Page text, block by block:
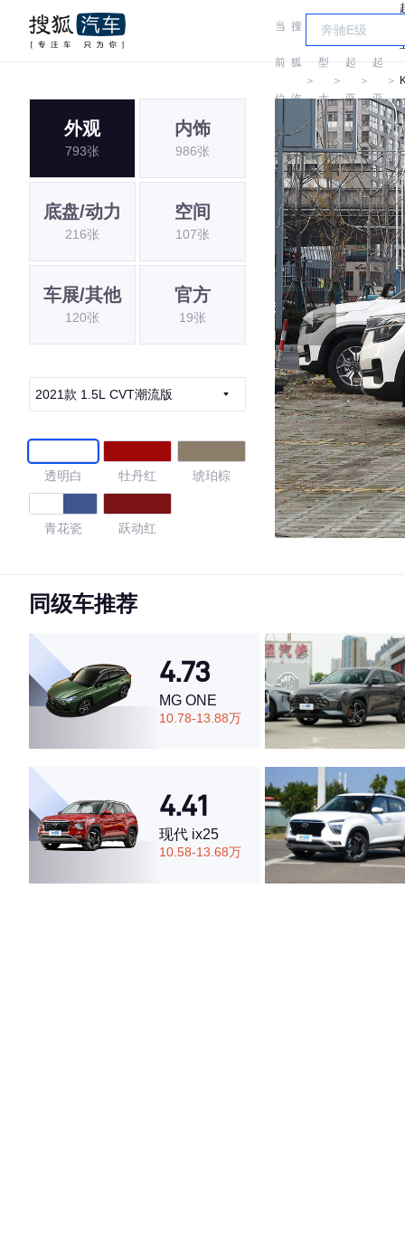
当
前
位
置:
搜
狐
汽
车
＞
车
型
大
全
＞
起
亚
＞
起
亚
＞
外观
793张
内饰
986张
底盘/动力
216张
空间
107张
车展/其他
120张
官方
19张
2021款 1.5L CVT潮流版
透明白 牡丹红 琥珀棕
青花瓷 跃动红
4.65
·外观表现较为优秀，优于61%同级车
·内饰表现一般，低于61%同级车
·空间表现较为优秀，优于79%同级车
同级车推荐
4.73
MG ONE
10.78-13.88万
4.41
现代 ix25
10.58-13.68万